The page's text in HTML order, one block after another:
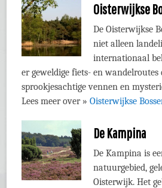
Oisterwijkse
De Oisterwijkse
niet alleen
internationaal
er geweldige fiets- en wandelroutes
sprookjesachtige vennen en
Lees meer over »Oisterwijkse
De Kampina
De Kampina is
natuurgebied,
Oisterwijk. Het